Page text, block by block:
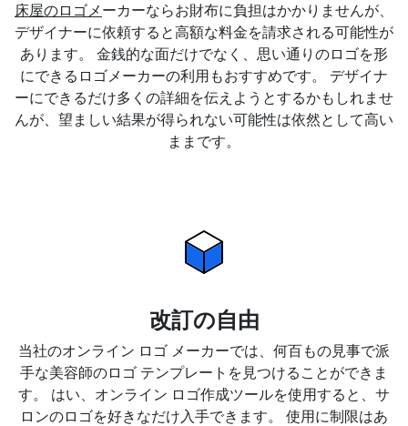
床屋のロゴメ ーカーならお財布に負担はかかりませんが、
デザイナーに依頼すると高額な料金を請求される可能性が
あります。 金銭的な面だけでなく、思い通りのロゴを形
にできるロゴメーカーの利用もおすすめです。 デザイナ
ーにできるだけ多くの詳細を伝えようとするかもしれませ
んが、望ましい結果が得られない可能性は依然として高い
ままです。
改訂の自由
当社のオンライン ロゴ メーカーでは、何百もの見事で派
手な美容師のロゴ テンプレートを見つけることができま
す。 はい、オンライン ロゴ作成ツールを使用すると、サ
ロンのロゴを好きなだけ入手できます。 使用に制限はあ